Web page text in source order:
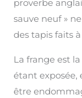
proverbe
sauve neuf »
des tapis faits
La frange est
étant exposée,
être